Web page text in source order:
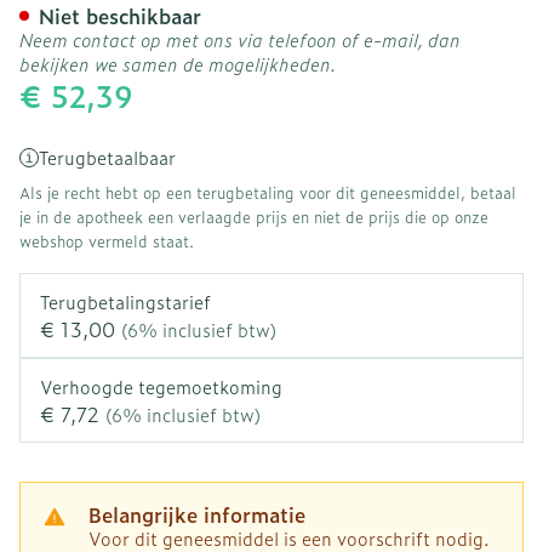
€ 52,39
Terugbetaalbaar
Als je recht hebt op een terugbetaling voor dit geneesmiddel, betaal
je in de apotheek een verlaagde prijs en niet de prijs die op onze
webshop vermeld staat.
Terugbetalingstarief
€ 13,00 (6% inclusief btw)
Verhoogde tegemoetkoming
€ 7,72 (6% inclusief btw)
Belangrijke informatie
Voor dit geneesmiddel is een voorschrift nodig.
Niet beschikbaar
Neem contact op met ons via telefoon of e-mail, dan
bekijken we samen de mogelijkheden.